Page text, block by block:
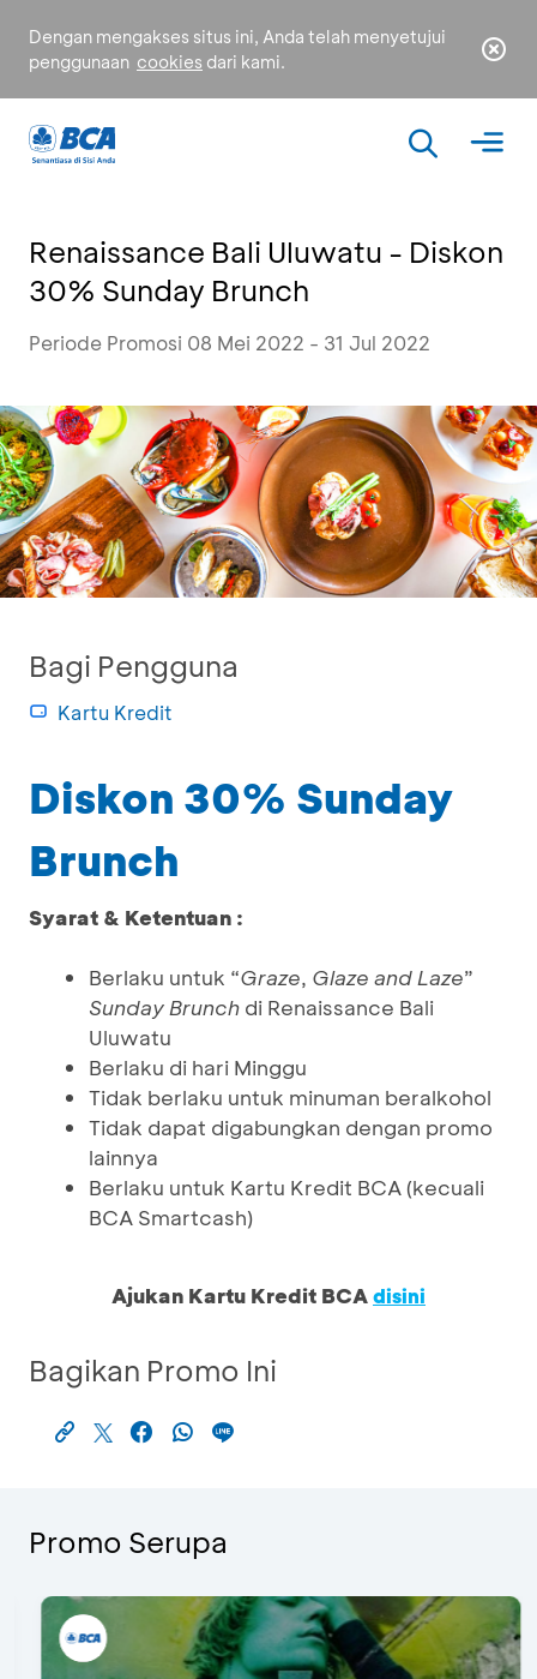
Dengan mengakses situs ini, Anda telah menyetujui
penggunaan cookies dari kami.
Renaissance Bali Uluwatu - Diskon
30% Sunday Brunch
Periode Promosi 08 Mei 2022 - 31 Jul 2022
Bagi Pengguna
Kartu Kredit
Diskon 30% Sunday
Brunch
Syarat & Ketentuan :
Berlaku untuk “Graze, Glaze and Laze”
Sunday Brunch di Renaissance Bali
Uluwatu
Berlaku di hari Minggu
Tidak berlaku untuk minuman beralkohol
Tidak dapat digabungkan dengan promo
lainnya
Berlaku untuk Kartu Kredit BCA (kecuali
BCA Smartcash)
Ajukan Kartu Kredit BCAdisini
Bagikan Promo Ini
Promo Serupa